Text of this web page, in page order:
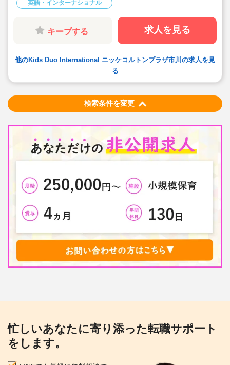
◆入社してすぐ、スタートアップ研修が実施され、しっ
かりと教えてもらえるので、安心です！
◆アメリカ、イギリス、オーストラリア、カナダ出身な
ど様々な国籍の先生方が在職しています
◆メインの勤務時間は9:00～17:00の8時間、土日祝日は
お休みです。プライベートの時間もしっかり確保してい
◆頑張りが評価される職場環境です！実力をつけ評価が
上がると給与アップします。※昇給年2回あります
英語・インターナショナル
キープする 求人を見る
他のKids Duo International ニッケコルトンプラザ市川の求人を見
る
検索条件を変更
忙しいあなたに寄り添った転職サポート
をします。